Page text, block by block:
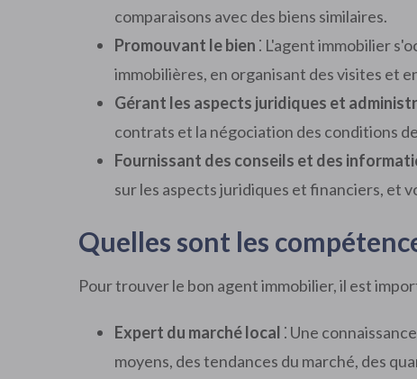
comparaisons avec des biens similaires.
Promouvant le bien ⁚ L'agent immobilier
immobilières, en organisant des visites et
Gérant les aspects juridiques et
contrats et la négociation des conditions
Fournissant des conseils et des
sur les aspects juridiques et financiers, et
Quelles sont les
Pour trouver le bon agent immobilier, il est
Expert du marché local ⁚ Une
moyens, des tendances du marché, des